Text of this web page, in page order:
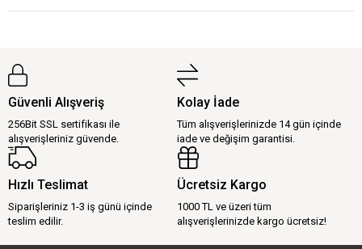
Güvenli Alışveriş
256Bit SSL sertifikası ile
alışverişleriniz güvende.
Kolay İade
Tüm alışverişlerinizde 14 gün içinde
iade ve değişim garantisi.
Hızlı Teslimat
Siparişleriniz 1-3 iş günü içinde
teslim edilir.
Ücretsiz Kargo
1000 TL ve üzeri tüm
alışverişlerinizde kargo ücretsiz!